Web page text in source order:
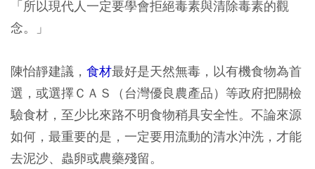
「所以現代人一定要學會拒絕毒素與清除毒素的觀
念。」
陳怡靜建議， 食材最好是天然無毒，以有機食物為首
選，或選擇ＣＡＳ（台灣優良農產品）等政府把關檢
驗食材，至少比來路不明食物稍具安全性。不論來源
如何，最重要的是，一定要用流動的清水沖洗，才能
去泥沙、蟲卵或農藥殘留。